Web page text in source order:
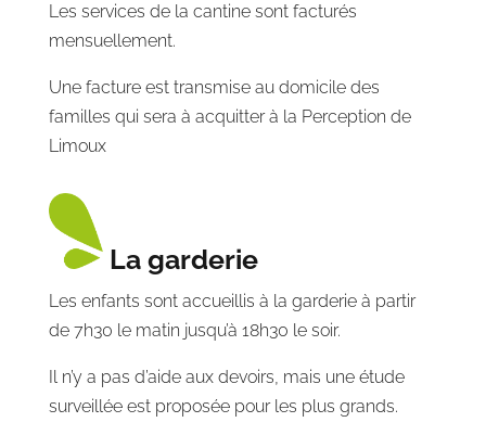
Les services de la cantine sont facturés
mensuellement.
Une facture est transmise au domicile des
familles qui sera à acquitter à la Perception de
Limoux
La garderie
Les enfants sont accueillis à la garderie à partir
de 7h30 le matin jusqu’à 18h30 le soir.
Il n’y a pas d’aide aux devoirs, mais une étude
surveillée est proposée pour les plus grands.